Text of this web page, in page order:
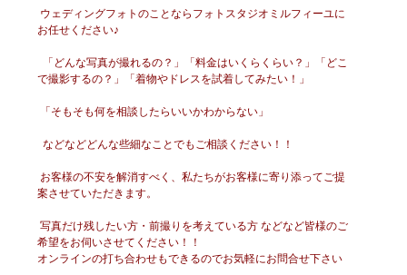
ウェディングフォトのことならフォトスタジオミルフィーユに
お任せください♪
「どんな写真が撮れるの？」「料金はいくらくらい？」「どこ
で撮影するの？」「着物やドレスを試着してみたい！」
「そもそも何を相談したらいいかわからない」
などなどどんな些細なことでもご相談ください！！
お客様の不安を解消すべく、私たちがお客様に寄り添ってご提
案させていただきます。
写真だけ残したい方・前撮りを考えている方 などなど皆様のご
希望をお伺いさせてください！！
オンラインの打ち合わせもできるのでお気軽にお問合せ下さい